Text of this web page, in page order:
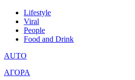
Lifestyle
Viral
People
Food and Drink
AUTO
ΑΓΟΡΑ